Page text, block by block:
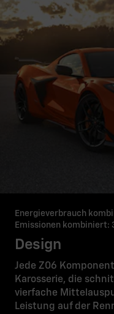
Energieverbrauch
Emissionen kombiniert:
Design
Jede Z06
Karosserie, die
vierfache
Leistung auf der